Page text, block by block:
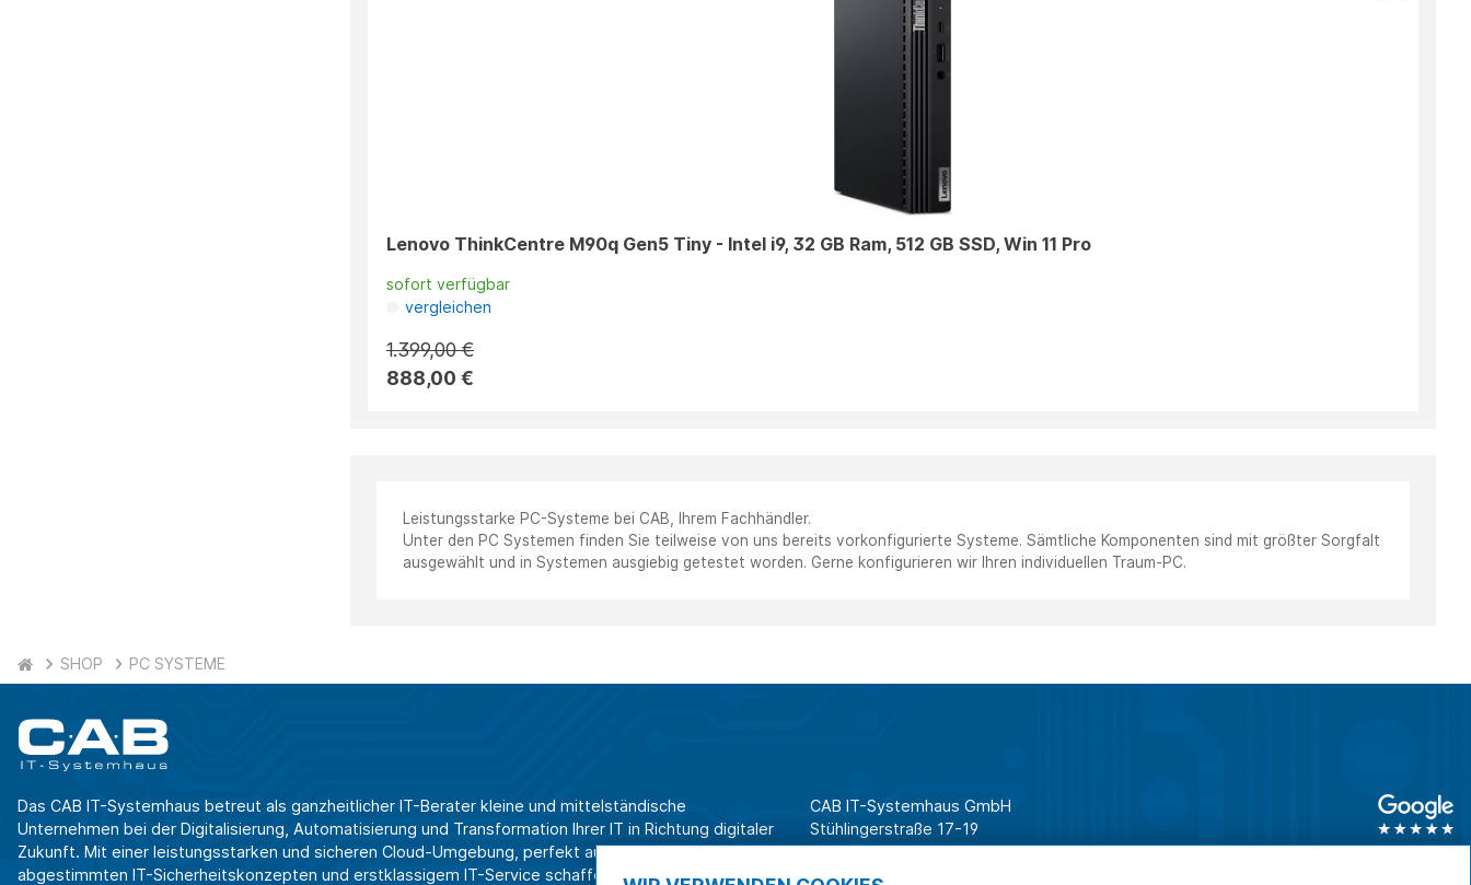
Lenovo ThinkCentre M90q Gen5 Tiny - Intel i9, 32 GB Ram, 512 GB SSD, Win 11 Pro
sofort verfügbar
vergleichen
1.399,00 €
888,00 €
Leistungsstarke PC-Systeme bei CAB, Ihrem Fachhändler.
Unter den PC Systemen finden Sie teilweise von uns bereits vorkonfigurierte Systeme. Sämtliche Komponenten sind mit größter Sorgfalt
ausgewählt und in Systemen ausgiebig getestet worden. Gerne konfigurieren wir Ihren individuellen Traum-PC.
SHOP PC SYSTEME
Das CAB IT-Systemhaus betreut als ganzheitlicher IT-Berater kleine und mittelständische
Unternehmen bei der Digitalisierung, Automatisierung und Transformation Ihrer IT in Richtung digitaler
Zukunft. Mit einer leistungsstarken und sicheren Cloud-Umgebung, perfekt aufeinander
abgestimmten IT-Sicherheitskonzepten und erstklassigem IT-Service schaffen wir Effizienz am
CAB IT-Systemhaus GmbH
Stühlingerstraße 17-19
79106 Freiburg